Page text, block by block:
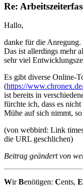
Re:
Hallo,
danke für die Anregung.
Das ist allerdings mehr
sehr viel
Es gibt diverse Online-
(https://
ist bereits in
fürchte ich, dass es
Mühe auf sich nimmt,
(von webbird: Link
die URL geschlichen)
Beitrag geändert von
WirBenötigen: Cents, E